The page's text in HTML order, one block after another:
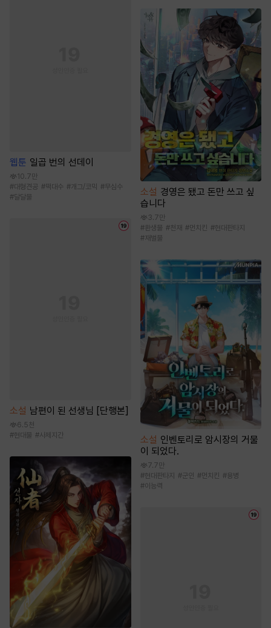
웹툰 일곱 번의 선데이
10.7만
#대형견공 #떡대수 # 개그/코믹 #무심수
#달달물
소설 남편이 된 선생님 [단행본]
6.5천
#현대물 #사제지간
소설 경영은 됐고 돈만 쓰고 싶
습니다
3.7만
#환생물 #천재 #먼치킨 #현대판타지
#재벌물
소설 인벤토리로 암시장의 거물
이 되었다.
7.7만
#현대판타지 #군인 #먼치킨 #용병
#이능력